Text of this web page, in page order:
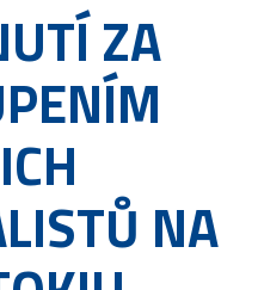
ZA
NA